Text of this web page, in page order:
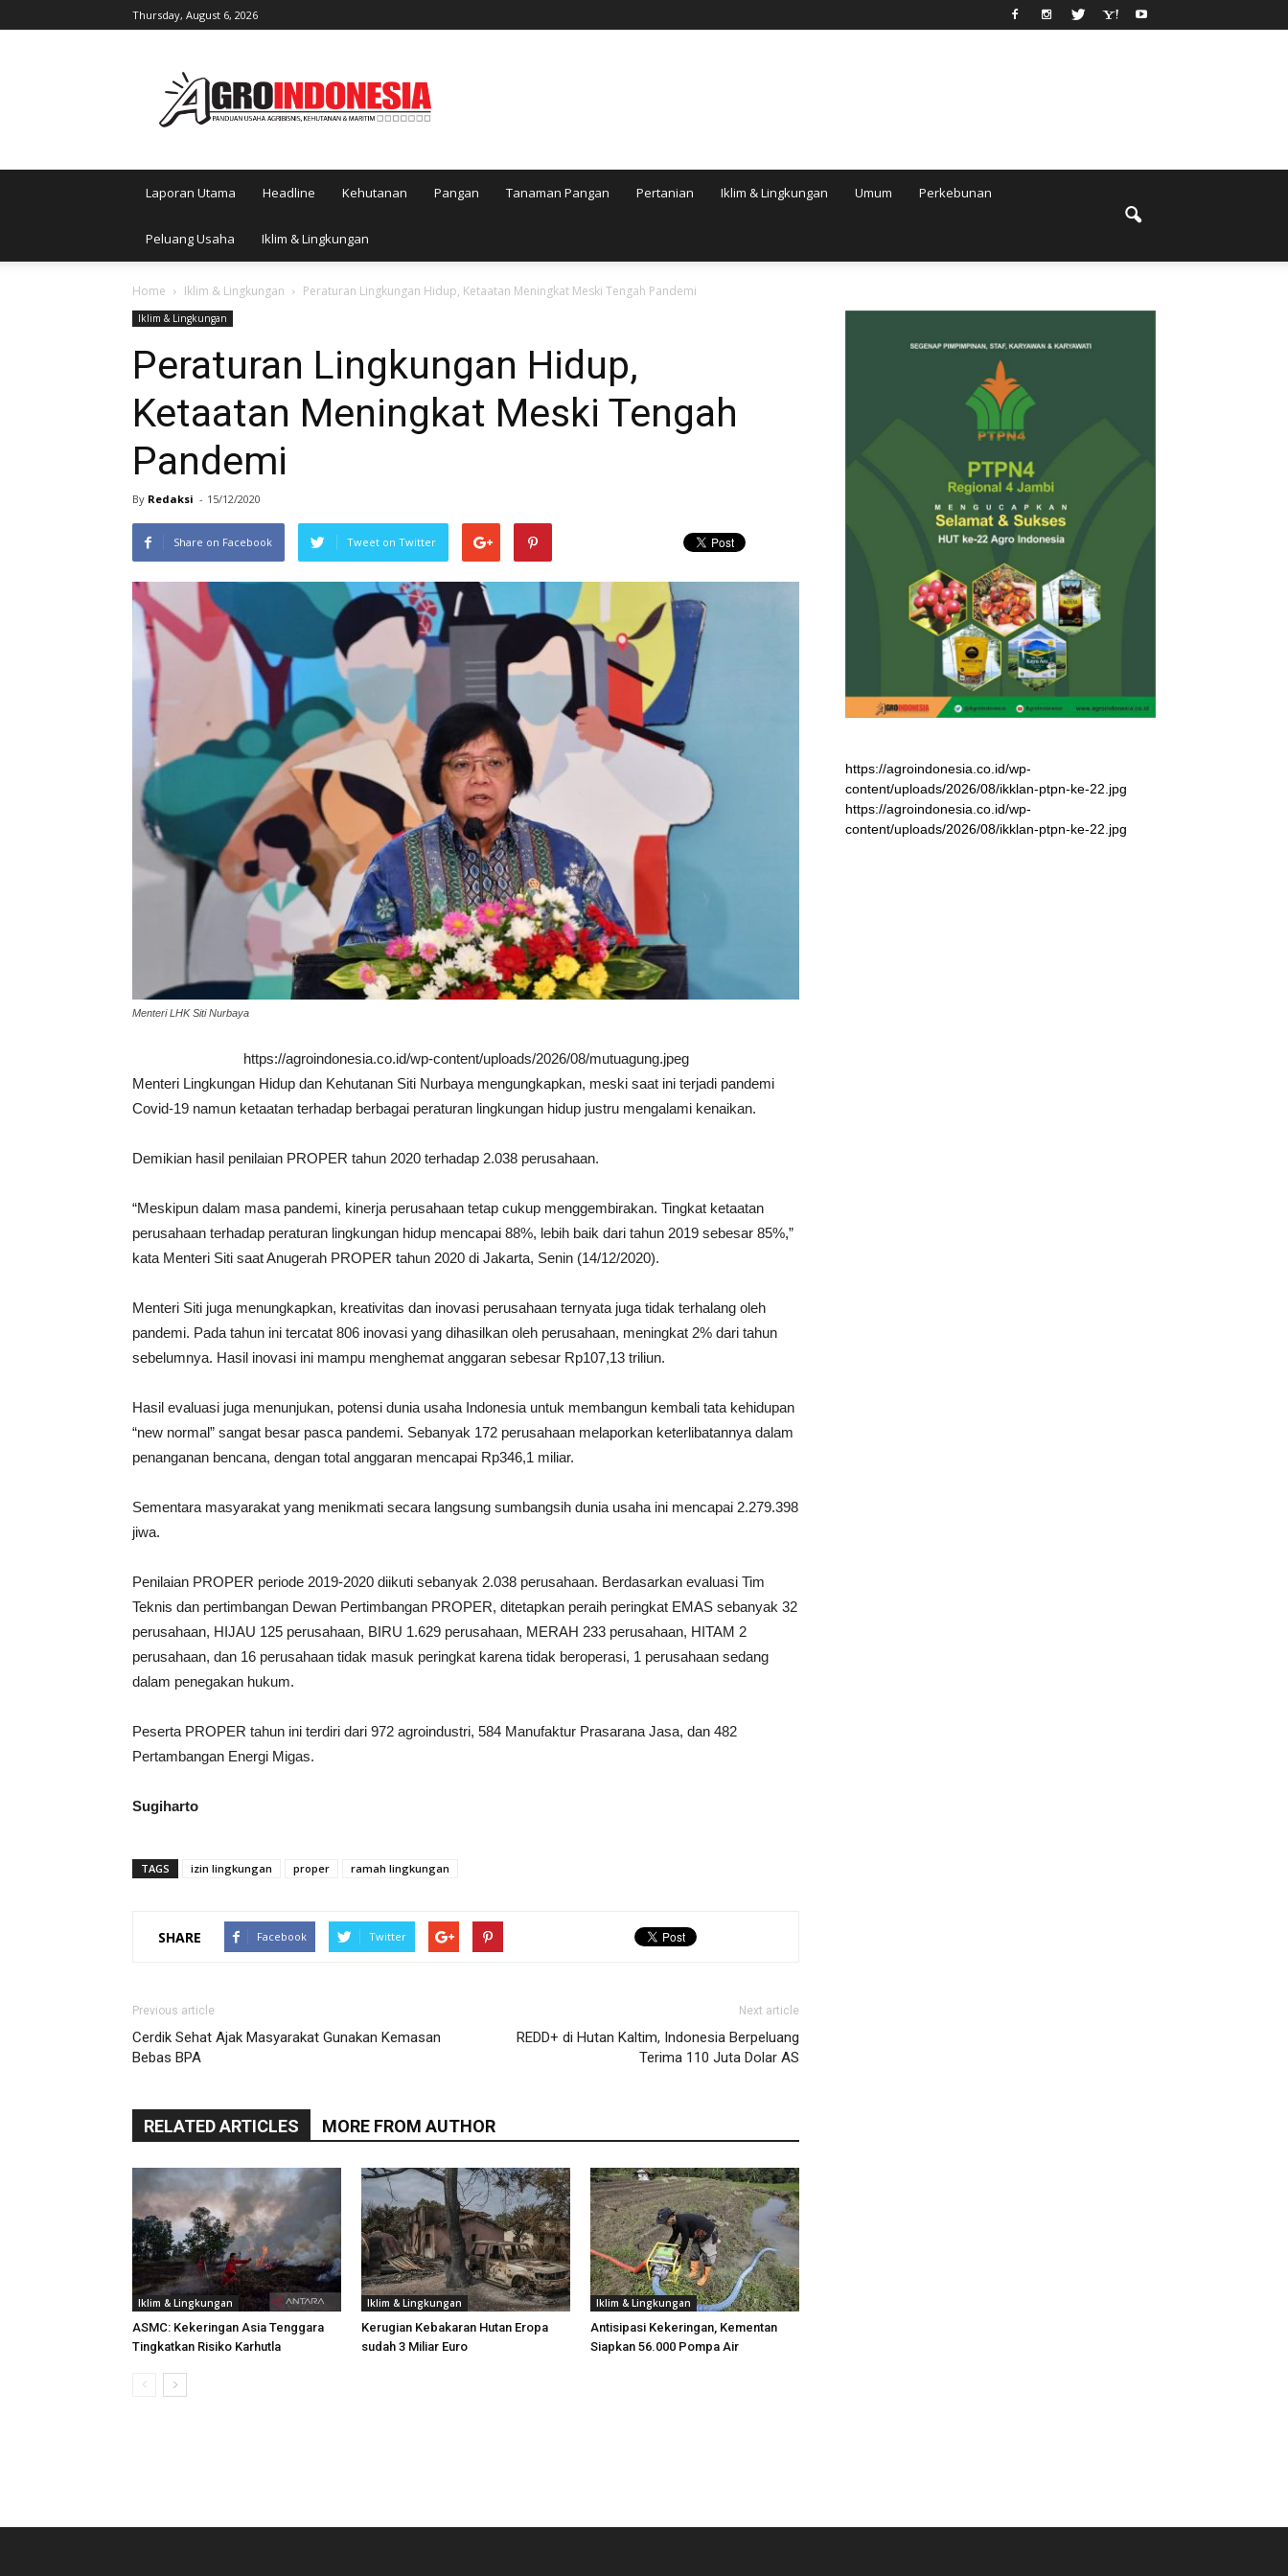
Thursday, August 6, 2026
Laporan Utama Headline Kehutanan Pangan Tanaman Pangan Pertanian Iklim & Lingkungan Umum Perkebunan
Peluang Usaha Iklim & Lingkungan
Home Iklim & Lingkungan Peraturan Lingkungan Hidup, Ketaatan Meningkat Meski Tengah Pandemi
Iklim & Lingkungan
Peraturan Lingkungan Hidup,
Ketaatan Meningkat Meski Tengah
Pandemi
By Redaksi - 15/12/2020
Share on Facebook Tweet on Twitter
Menteri LHK Siti Nurbaya
https://agroindonesia.co.id/wp-content/uploads/2026/08/mutuagung.jpeg
Menteri Lingkungan Hidup dan Kehutanan Siti Nurbaya mengungkapkan, meski saat ini terjadi pandemi
Covid-19 namun ketaatan terhadap berbagai peraturan lingkungan hidup justru mengalami kenaikan.
Demikian hasil penilaian PROPER tahun 2020 terhadap 2.038 perusahaan.
“Meskipun dalam masa pandemi, kinerja perusahaan tetap cukup menggembirakan. Tingkat ketaatan
perusahaan terhadap peraturan lingkungan hidup mencapai 88%, lebih baik dari tahun 2019 sebesar 85%,”
kata Menteri Siti saat Anugerah PROPER tahun 2020 di Jakarta, Senin (14/12/2020).
Menteri Siti juga menungkapkan, kreativitas dan inovasi perusahaan ternyata juga tidak terhalang oleh
pandemi. Pada tahun ini tercatat 806 inovasi yang dihasilkan oleh perusahaan, meningkat 2% dari tahun
sebelumnya. Hasil inovasi ini mampu menghemat anggaran sebesar Rp107,13 triliun.
Hasil evaluasi juga menunjukan, potensi dunia usaha Indonesia untuk membangun kembali tata kehidupan
“new normal” sangat besar pasca pandemi. Sebanyak 172 perusahaan melaporkan keterlibatannya dalam
penanganan bencana, dengan total anggaran mencapai Rp346,1 miliar.
Sementara masyarakat yang menikmati secara langsung sumbangsih dunia usaha ini mencapai 2.279.398
jiwa.
Penilaian PROPER periode 2019-2020 diikuti sebanyak 2.038 perusahaan. Berdasarkan evaluasi Tim
Teknis dan pertimbangan Dewan Pertimbangan PROPER, ditetapkan peraih peringkat EMAS sebanyak 32
perusahaan, HIJAU 125 perusahaan, BIRU 1.629 perusahaan, MERAH 233 perusahaan, HITAM 2
perusahaan, dan 16 perusahaan tidak masuk peringkat karena tidak beroperasi, 1 perusahaan sedang
dalam penegakan hukum.
Peserta PROPER tahun ini terdiri dari 972 agroindustri, 584 Manufaktur Prasarana Jasa, dan 482
Pertambangan Energi Migas.
Sugiharto
TAGS izin lingkungan proper ramah lingkungan
SHARE Facebook Twitter
Previous article
Cerdik Sehat Ajak Masyarakat Gunakan Kemasan
Bebas BPA
Next article
REDD+ di Hutan Kaltim, Indonesia Berpeluang
Terima 110 Juta Dolar AS
RELATED ARTICLES MORE FROM AUTHOR
Iklim & Lingkungan
ASMC: Kekeringan Asia Tenggara
Tingkatkan Risiko Karhutla
Iklim & Lingkungan
Kerugian Kebakaran Hutan Eropa
sudah 3 Miliar Euro
Iklim & Lingkungan
Antisipasi Kekeringan, Kementan
Siapkan 56.000 Pompa Air
https://agroindonesia.co.id/wp-
content/uploads/2026/08/ikklan-ptpn-ke-22.jpg
https://agroindonesia.co.id/wp-
content/uploads/2026/08/ikklan-ptpn-ke-22.jpg